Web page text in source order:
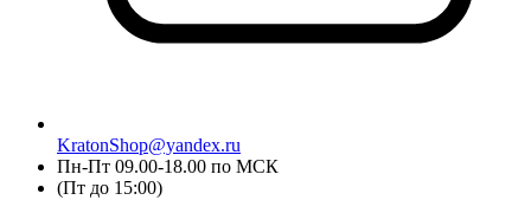
KratonShop@yandex.ru
Пн-Пт 09.00-18.00 по МСК
(Пт до 15:00)